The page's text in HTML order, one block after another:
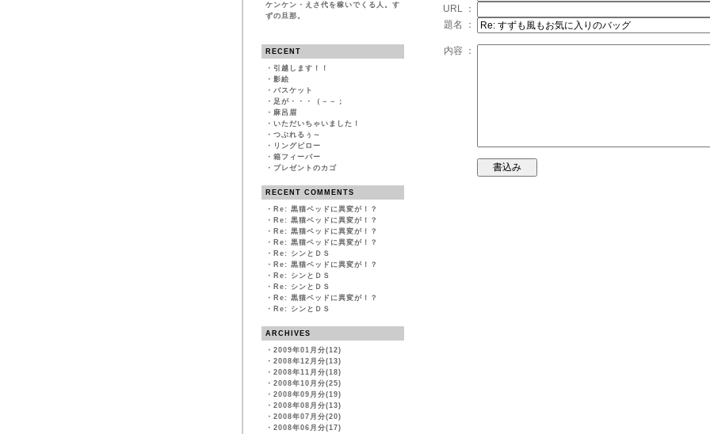
ケンケン・えさ代を稼いでくる人。す
ずの旦那。
RECENT
・ 引越します！！
・ 影絵
・ バスケット
・ 足が・・・（－－；
・ 麻呂眉
・ いただいちゃいました！
・ つぶれるぅ～
・ リングピロー
・ 箱フィーバー
・ プレゼントのカゴ
RECENT COMMENTS
・ Re: 黒猫ベッドに異変が！？
・ Re: 黒猫ベッドに異変が！？
・ Re: 黒猫ベッドに異変が！？
・ Re: 黒猫ベッドに異変が！？
・ Re: シンとＤＳ
・ Re: 黒猫ベッドに異変が！？
・ Re: シンとＤＳ
・ Re: シンとＤＳ
・ Re: 黒猫ベッドに異変が！？
・ Re: シンとＤＳ
ARCHIVES
・ 2009年01月分(12)
・ 2008年12月分(13)
・ 2008年11月分(18)
・ 2008年10月分(25)
・ 2008年09月分(19)
・ 2008年08月分(13)
・ 2008年07月分(20)
・ 2008年06月分(17)
URL ：
題名 ：
内容 ：